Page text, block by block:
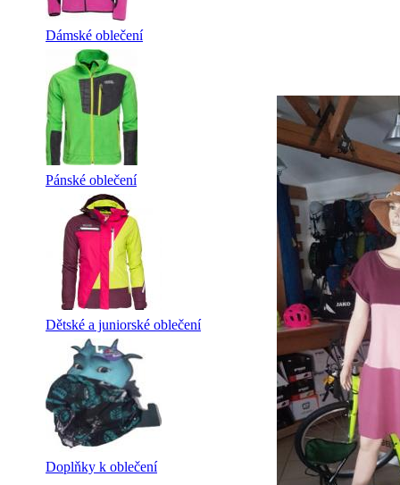
Dámské oblečení
Pánské oblečení
Dětské a juniorské oblečení
Doplňky k oblečení